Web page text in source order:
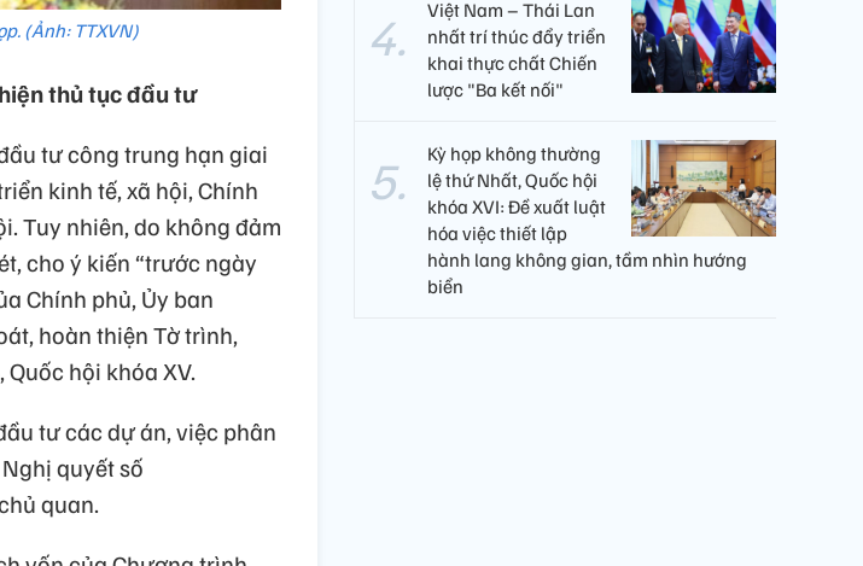
(Ảnh: TTXVN)
thủ tục đầu tư
tư công trung hạn giai
kinh tế, xã hội, Chính
Tuy nhiên, do không đảm
cho ý kiến “trước ngày
Chính phủ, Ủy ban
hoàn thiện Tờ trình,
hội khóa XV.
tư các dự án, việc phân
quyết số
quan.
Việt Nam – Thái Lan
nhất trí thúc đẩy triển
khai thực chất Chiến
lược "Ba kết nối"
Kỳ họp không thường
lệ thứ Nhất, Quốc hội
khóa XVI: Đề xuất luật
hóa việc thiết lập
hành lang không gian, tầm nhìn hướng
biển